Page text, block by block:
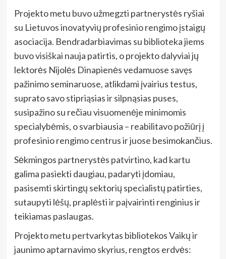
Projekto metu buvo užmegzti partnerystės ryšiai
su Lietuvos inovatyvių profesinio rengimo įstaigų
asociacija. Bendradarbiavimas su biblioteka jiems
buvo visiškai nauja patirtis, o projekto dalyviai jų
lektorės Nijolės Dinapienės vedamuose savęs
pažinimo seminaruose, atlikdami įvairius testus,
suprato savo stipriąsias ir silpnąsias puses,
susipažino su rečiau visuomenėje minimomis
specialybėmis, o svarbiausia – reabilitavo požiūrį į
profesinio rengimo centrus ir juose besimokančius.
Sėkmingos partnerystės patvirtino, kad kartu
galima pasiekti daugiau, padaryti įdomiau,
pasisemti skirtingų sektorių specialistų patirties,
sutaupyti lėšų, praplėsti ir paįvairinti renginius ir
teikiamas paslaugas.
Projekto metu pertvarkytas bibliotekos Vaikų ir
jaunimo aptarnavimo skyrius, rengtos erdvės: